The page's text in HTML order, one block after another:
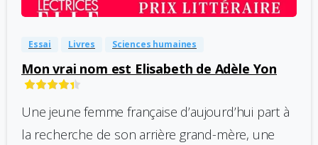
Essai Livres Sciences humaines
Mon vrai nom est Elisabeth de Adèle Yon
Une jeune femme française d’aujourd’hui part à
la recherche de son arrière grand-mère, une